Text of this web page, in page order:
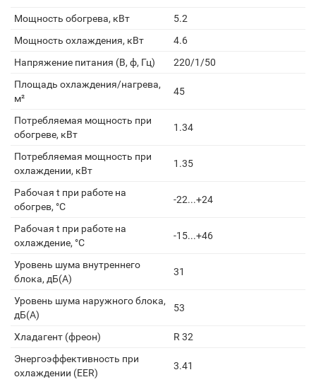
Мощность обогрева, кВт
5.2
Мощность охлаждения, кВт
4.6
Напряжение питания (В, ф, Гц)
220/1/50
Площадь охлаждения/нагрева,
м²
45
Потребляемая мощность при
обогреве, кВт
1.34
Потребляемая мощность при
охлаждении, кВт
1.35
Рабочая t при работе на
обогрев, °С
-22...+24
Рабочая t при работе на
охлаждение, °С
-15...+46
Уровень шума внутреннего
блока, дБ(А)
31
Уровень шума наружного блока,
дБ(А)
53
Хладагент (фреон)
R 32
Энергоэффективность при
охлаждении (EER)
3.41